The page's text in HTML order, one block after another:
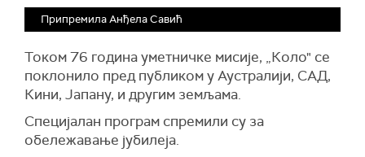
Припремила Анђела Савић
Током 76 година уметничке мисије, „Коло" се
поклонило пред публиком у Аустралији, САД,
Кини, Јапану, и другим земљама.
Специјалан програм спремили су за
обележавање јубилеја.